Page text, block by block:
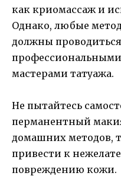
как криомассаж и
Однако, любые
должны
мастерами татуажа.
Не пытайтесь
перманентный
домашних методов,
привести к
повреждению кожи.